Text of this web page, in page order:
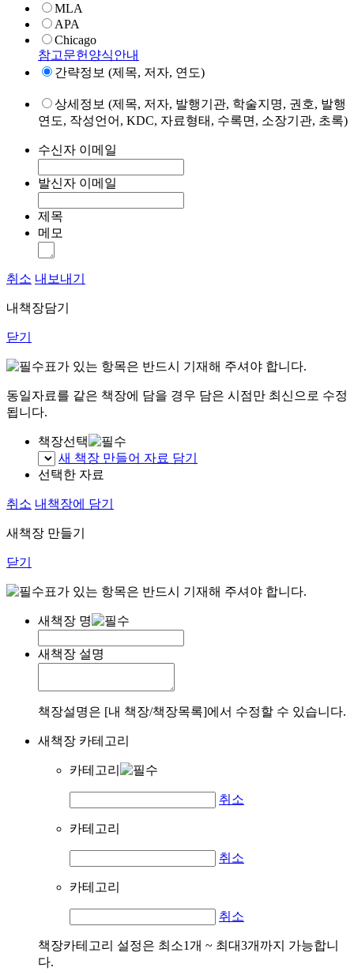
MLA
APA
Chicago
참고문헌양식안내
간략정보 (제목, 저자, 연도)
상세정보 (제목, 저자, 발행기관, 학술지명, 권호, 발행
연도, 작성언어, KDC, 자료형태, 수록면, 소장기관, 초록)
수신자 이메일
발신자 이메일
제목
메모
취소 내보내기
내책장담기
닫기
표가 있는 항목은 반드시 기재해 주셔야 합니다.
동일자료를 같은 책장에 담을 경우 담은 시점만 최신으로 수정
됩니다.
책장선택
새 책장 만들어 자료 담기
선택한 자료
취소 내책장에 담기
새책장 만들기
닫기
표가 있는 항목은 반드시 기재해 주셔야 합니다.
새책장 명
새책장 설명
책장설명은 [내 책장/책장목록]에서 수정할 수 있습니다.
새책장 카테고리
카테고리
취소
카테고리
취소
카테고리
취소
책장카테고리 설정은 최소1개 ~ 최대3개까지 가능합니
다.